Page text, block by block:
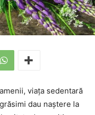
viața sedentară
dau naștere la